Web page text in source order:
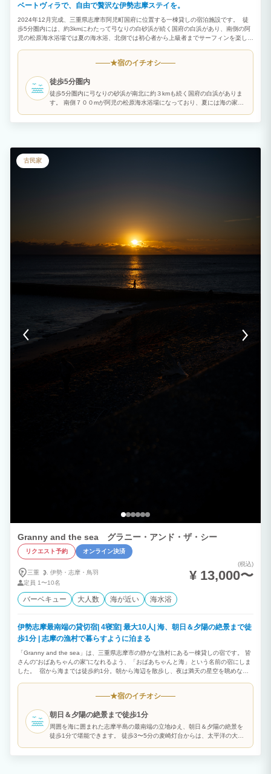
ベートヴィラで、自由で贅沢な伊勢志摩ステイを。
2024年12月完成、三重県志摩市阿児町国府に位置する一棟貸しの宿泊施設です。 徒
歩5分圏内には、約3kmにわたって弓なりの白砂浜が続く国府の白浜があり、南側の阿
児の松原海水浴場では夏の海水浴、北側では初心者から上級者までサーフィンを楽しめ
ソファーベッド、温水洗浄トイレ、シャワールーム、セーフティボックス、割り箸、紙
炭用トング(食材及び炭は別途ご用意下さい)を完備。 近鉄鵜方駅から車で約12分、コ
ンビニへ約5分、ドラッグストアへ約10分と滞在にも便利です。 周辺には、英虞湾を
一望できる横山展望台、志摩スペイン村、的矢湾と太平洋を望む安乗埼灯台などがあ
り、海のレジャーと伊勢志摩観光の拠点に適しています。
★宿のイチオシ
徒歩5分圏内
徒歩5分圏内に弓なりの砂浜が南北に約３kmも続く国府の白浜がありま
す。 南側７００mが阿児の松原海水浴場になっており、夏には海の家が
るため、プロからビギナーまでそれぞれのレベルに合った波質のバリエ
古民家
Granny and the sea グラニー・アンド・ザ・シー
リクエスト予約 オンライン決済
三重 伊勢・ 志摩・ 鳥羽
定員 1〜10名
(税込)
¥ 13,000〜
バーベキュー 大人数 海が近い 海水浴
伊勢志摩最南端の貸切宿| 4寝室| 最大10人| 海、朝日＆夕陽の絶景まで徒
歩1分 | 志摩の漁村で暮らすように泊まる
「Granny and the sea」は、三重県志摩市の静かな漁村にある一棟貸しの宿です。 皆
さんの“おばあちゃんの家”になれるよう、「おばあちゃんと海」という名前の宿にしま
した。 宿から海までは徒歩約1分。朝から海辺を散歩し、夜は満天の星空を眺めなが
ご友人とくつろいでいただけます。 宿の周辺には昔ながらの漁村の風景が広がり、観
新鮮な魚介類を買い、みんなで料理を楽しむのもおすすめです。 最大10名様まで宿泊
可能で、ファミリー旅行や大人のグループ旅行にも最適。 キッチンや調理器具も揃っ
ているため、長期滞在やワーケーションにもご利用いただけます。 この宿は地域のお
じいちゃんやおばあちゃんたちにも支えられながら運営しています。 手作りの案内看
★宿のイチオシ
朝日＆夕陽の絶景まで徒歩1分
周囲を海に囲まれた志摩半島の最南端の立地ゆえ、朝日＆夕陽の絶景を
徒歩1分で堪能できます。 徒歩3〜5分の麦崎灯台からは、太平洋の大パ